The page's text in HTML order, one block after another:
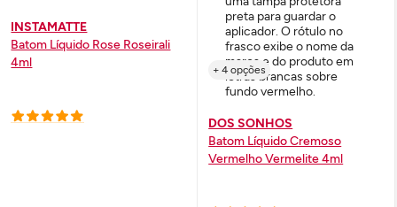
INSTAMATTE
Batom Líquido Rose Roseirali
4ml
+ 4 opções
DOS SONHOS
Batom Líquido Cremoso
Vermelho Vermelite 4ml